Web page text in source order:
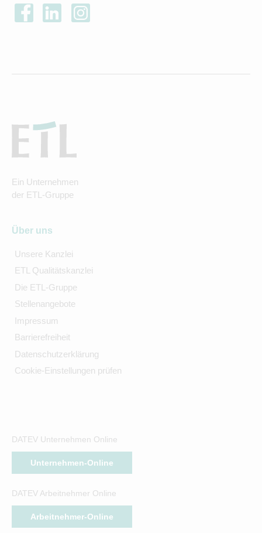
Ein Unternehmen
der ETL-Gruppe
Über uns
Unsere Kanzlei
ETL Qualitätskanzlei
Die ETL-Gruppe
Stellenangebote
Impressum
Barrierefreiheit
Datenschutzerklärung
Cookie-Einstellungen prüfen
DATEV Unternehmen Online
Unternehmen-Online
DATEV Arbeitnehmer Online
Arbeitnehmer-Online